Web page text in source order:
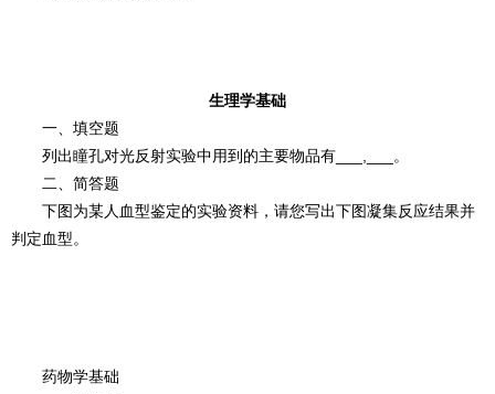
生理学基础
一、填空题
列出瞳孔对光反射实验中用到的主要物品有___,___。
二、简答题
下图为某人血型鉴定的实验资料，请您写出下图凝集反应结果并
判定血型。
药物学基础